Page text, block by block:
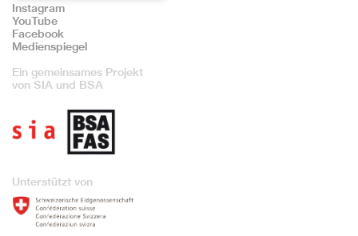
Instagram
YouTube
Facebook
Medienspiegel
Ein gemeinsames Projekt
von SIA und BSA
Unterstützt von